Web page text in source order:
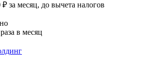
₽ за месяц, до вычета налогов
в месяц